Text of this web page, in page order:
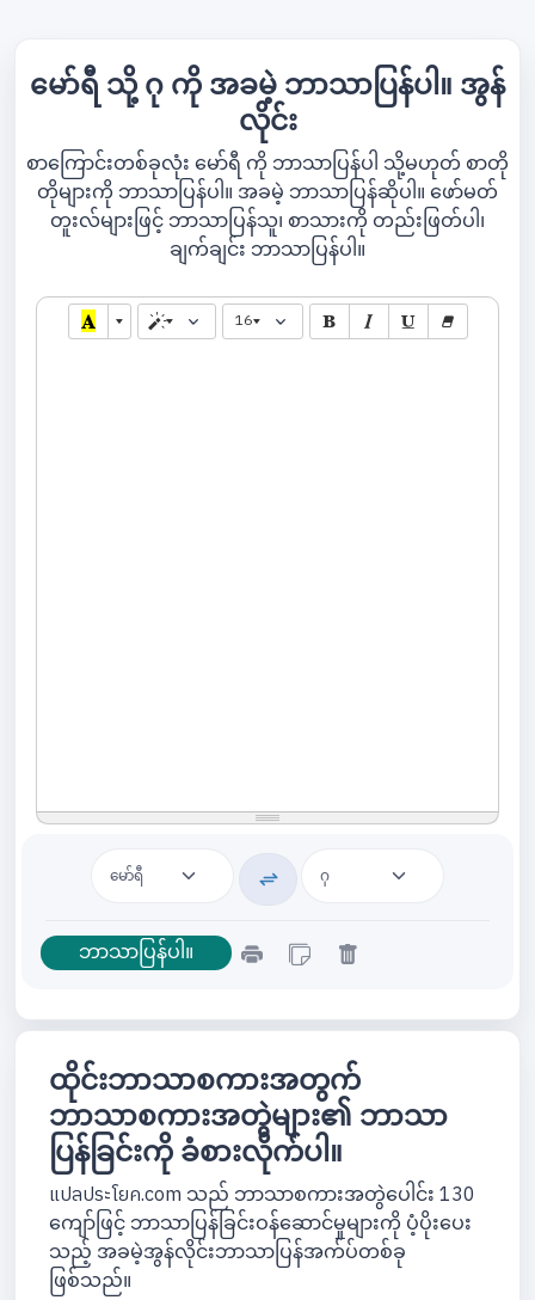
မော်ရီ သို့ ဂု ကို အခမဲ့ ဘာသာပြန်ပါ။ အွန်
လိုင်း
စာကြောင်းတစ်ခုလုံး မော်ရီ ကို ဘာသာပြန်ပါ သို့မဟုတ် စာတို
တိုများကို ဘာသာပြန်ပါ။ အခမဲ့ ဘာသာပြန်ဆိုပါ။ ဖော်မတ်
တူးလ်များဖြင့် ဘာသာပြန်သူ၊ စာသားကို တည်းဖြတ်ပါ၊
ချက်ချင်း ဘာသာပြန်ပါ။
16
ထိုင်းဘာသာစကားအတွက်
ဘာသာစကားအတွဲများ၏ ဘာသာ
ပြန်ခြင်းကို ခံစားလိုက်ပါ။
แปลประโยค.com သည် ဘာသာစကားအတွဲပေါင်း 130
ကျော်ဖြင့် ဘာသာပြန်ခြင်းဝန်ဆောင်မှုများကို ပံ့ပိုးပေး
သည့် အခမဲ့အွန်လိုင်းဘာသာပြန်အက်ပ်တစ်ခု
ဖြစ်သည်။